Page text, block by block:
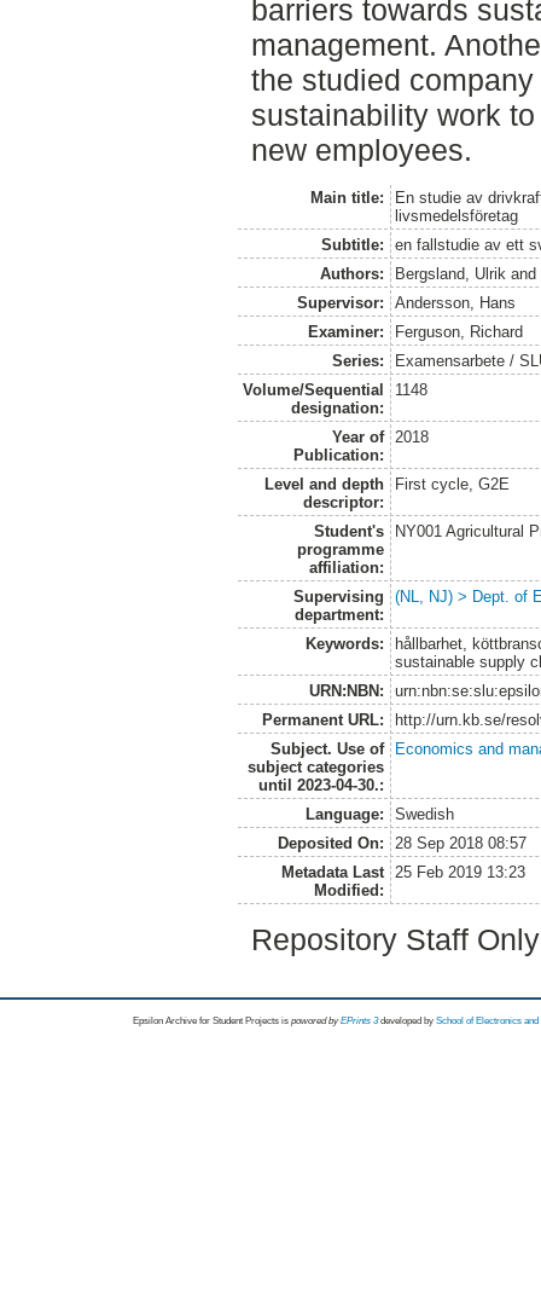
barriers towards
management.
the studied
sustainability work
new employees.
Main title:
En studie av
livsmedelsföretag
Subtitle:
en fallstudie av ett
Authors:
Bergsland, Ulrik and
Supervisor:
Andersson, Hans
Examiner:
Ferguson, Richard
Series:
Examensarbete /
Volume/Sequential
designation:
1148
Year of
Publication:
2018
Level and depth
descriptor:
First cycle, G2E
Student's
programme
affiliation:
NY001 Agricultural
Supervising
department:
(NL, NJ) > Dept. of
Keywords:
hållbarhet,
sustainable supply
URN:NBN:
Permanent URL:
http://urn.kb.se/
Subject. Use of
subject categories
until 2023-04-30.:
Economics and
Language:
Swedish
Deposited On:
28 Sep 2018 08:57
Metadata Last
Modified:
25 Feb 2019 13:23
Repository Staff
Epsilon Archive for Student Projects is powored byEPrints 3 developed by School of Electronics